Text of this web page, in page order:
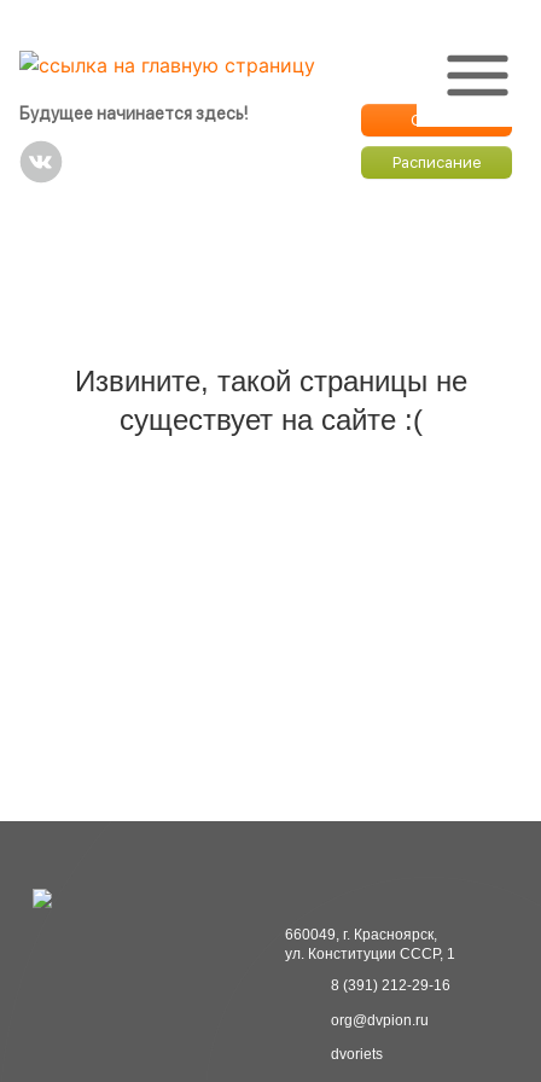
Будущее начинается здесь! Оплата
Расписание
Извините, такой страницы не
существует на сайте :(
660049, г. Красноярск,
ул. Конституции СССР, 1
8 (391) 212-29-16
org@dvpion.ru
dvoriets